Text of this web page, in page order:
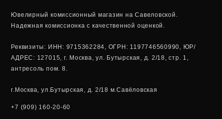
a
p
p
r
a
m
Ювелирный комиссионный магазин на Савеловской.
Надежная комиссионка с качественной оценкой.
Реквизиты: ИНН: 9715362284, ОГРН: 1197746560990, ЮР/
АДРЕС: 127015, г. Москва, ул. Бутырская, д. 2/18, стр. 1,
антресоль пом. 8.
г.Москва, ул.Бутырская, д. 2/18 м.Савёловская
+7 (909) 160-20-60